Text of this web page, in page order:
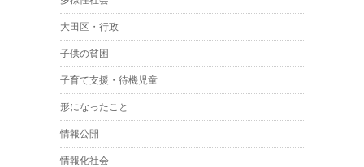
大田区・行政
子供の貧困
子育て支援・待機児童
形になったこと
情報公開
情報化社会